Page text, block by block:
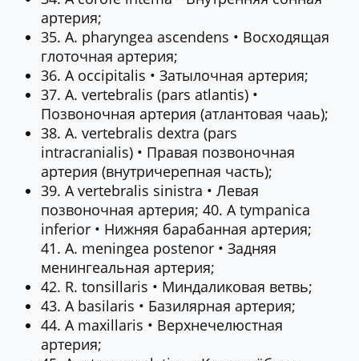
артерия;
35. A. pharyngea ascendens • Восходящая
глоточная артерия;
36. A occipitalis • Затылочная артерия;
37. A. vertebralis (pars atlantis) •
Позвоночная артерия (атлантовая чааь);
38. А. vertebralis dextra (pars
intracranialis) • Правая позвоночная
артерия (внутричерепная часть);
39. A vertebralis sinistra • Левая
позвоночная артерия; 40. A tympanica
inferior • Нижняя барабанная артерия;
41. A. meningea postenor • Задняя
менингеальная артерия;
42. R. tonsillaris • Миндаликовая ветвь;
43. A basilaris • Базилярная артерия;
44. A maxillaris • Верхнечелюстная
артерия;